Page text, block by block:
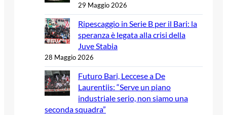
29 Maggio 2026
Ripescaggio in Serie B per il Bari: la
speranza è legata alla crisi della
Juve Stabia
28 Maggio 2026
Futuro Bari, Leccese a De
Laurentiis: “Serve un piano
industriale serio, non siamo una
seconda squadra”